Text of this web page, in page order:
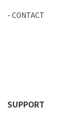
CONTACT
SUPPORT